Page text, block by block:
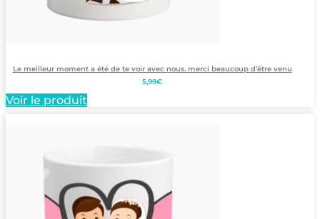
Le meilleur moment a été de te voir avec nous. merci beaucoup d’être venu
5,99€
Voir le produit